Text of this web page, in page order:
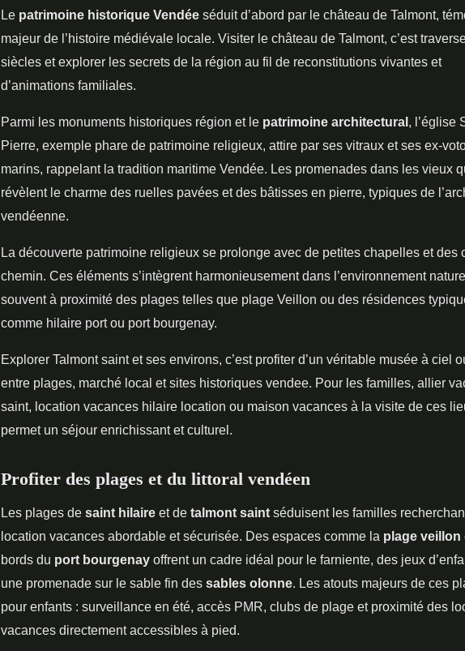
Le patrimoine historique Vendée séduit d’abord par le château de Talmont,
majeur de l’histoire médiévale locale. Visiter le château de Talmont, c’est
siècles et explorer les secrets de la région au fil de reconstitutions vivantes et
d’animations familiales.
Parmi les monuments historiques région et le patrimoine architectural , l’église
Pierre, exemple phare de patrimoine religieux, attire par ses vitraux et ses ex-
marins, rappelant la tradition maritime Vendée. Les promenades dans les vieux
révèlent le charme des ruelles pavées et des bâtisses en pierre, typiques de
vendéenne.
La découverte patrimoine religieux se prolonge avec de petites chapelles et des
chemin. Ces éléments s’intègrent harmonieusement dans l’environnement
souvent à proximité des plages telles que plage Veillon ou des résidences
comme hilaire port ou port bourgenay.
Explorer Talmont saint et ses environs, c’est profiter d’un véritable musée à ciel
entre plages, marché local et sites historiques vendee. Pour les familles, allier
saint, location vacances hilaire location ou maison vacances à la visite de ces
permet un séjour enrichissant et culturel.
Profiter des plages et du littoral vendéen
Les plages de saint hilaire et de talmont saint séduisent les familles
location vacances abordable et sécurisée. Des espaces comme la plage veillon
bords du port bourgenay offrent un cadre idéal pour le farniente, des jeux
une promenade sur le sable fin des sables olonne. Les atouts majeurs de ces
pour enfants : surveillance en été, accès PMR, clubs de plage et proximité des
vacances directement accessibles à pied.